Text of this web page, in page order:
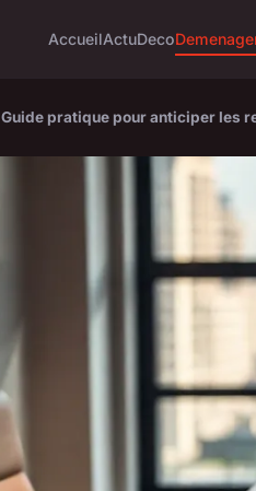
AccueilActuDeco
Guide pratique pour anticiper les